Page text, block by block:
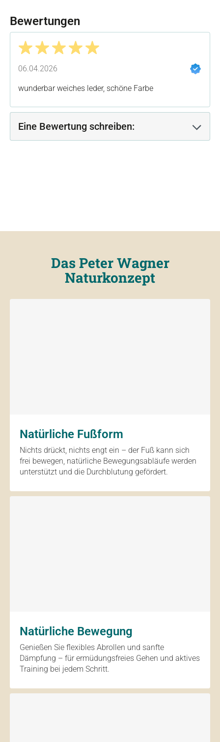
Bewertungen
Bewertung mit 5 von 5 Sternen
06.04.2026
wunderbar weiches leder, schöne Farbe
Eine Bewertung schreiben:
Das Peter Wagner
Naturkonzept
Natürliche Fußform
Nichts drückt, nichts engt ein – der Fuß kann sich
frei bewegen, natürliche Bewegungsabläufe werden
unterstützt und die Durchblutung gefördert.
Natürliche Bewegung
Genießen Sie flexibles Abrollen und sanfte
Dämpfung – für ermüdungsfreies Gehen und aktives
Training bei jedem Schritt.